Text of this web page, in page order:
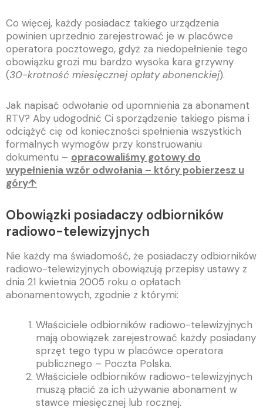
Co więcej, każdy posiadacz takiego urządzenia
powinien uprzednio zarejestrować je w placówce
operatora pocztowego, gdyż za niedopełnienie tego
obowiązku grozi mu bardzo wysoka kara grzywny
(30-krotność miesięcznej opłaty abonenckiej).
Jak napisać odwołanie od upomnienia za abonament
RTV? Aby udogodnić Ci sporządzenie takiego pisma i
odciążyć cię od konieczności spełnienia wszystkich
formalnych wymogów przy konstruowaniu
dokumentu – opracowaliśmy gotowy do
wypełnienia wzór odwołania – który pobierzesz u
góry↑
Obowiązki posiadaczy odbiorników
radiowo-telewizyjnych
Nie każdy ma świadomość, że posiadaczy odbiorników
radiowo-telewizyjnych obowiązują przepisy ustawy z
dnia 21 kwietnia 2005 roku o opłatach
abonamentowych, zgodnie z którymi:
Właściciele odbiorników radiowo-telewizyjnych
mają obowiązek zarejestrować każdy posiadany
sprzęt tego typu w placówce operatora
publicznego – Poczta Polska.
Właściciele odbiorników radiowo-telewizyjnych
muszą płacić za ich używanie abonament w
stawce miesięcznej lub rocznej.